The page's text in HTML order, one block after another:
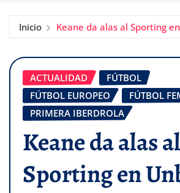
Inicio Keane da alas al Sporting
ACTUALIDAD
FÚTBOL
FÚTBOL EUROPEO
FÚTBOL
PRIMERA IBERDROLA
Keane da alas al
Sporting en